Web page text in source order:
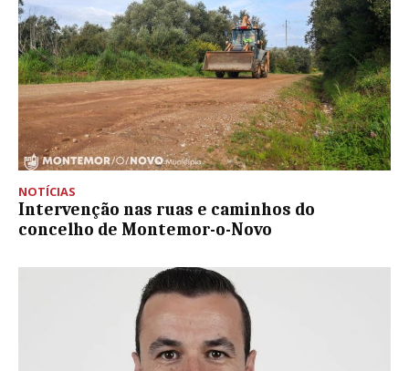
NOTÍCIAS
Intervenção nas ruas e caminhos do
concelho de Montemor-o-Novo